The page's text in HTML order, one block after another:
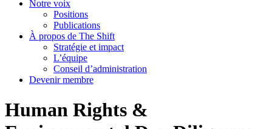
Notre voix
Positions
Publications
À propos de The Shift
Stratégie et impact
L’équipe
Conseil d’administration
Devenir membre
Human Rights &